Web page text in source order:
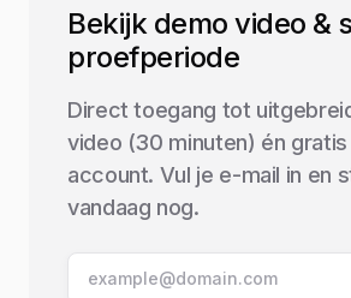
Bekijk demo video &
proefperiode
Direct toegang tot
video (30 minuten) én
account. Vul je e-mail in en
vandaag nog.